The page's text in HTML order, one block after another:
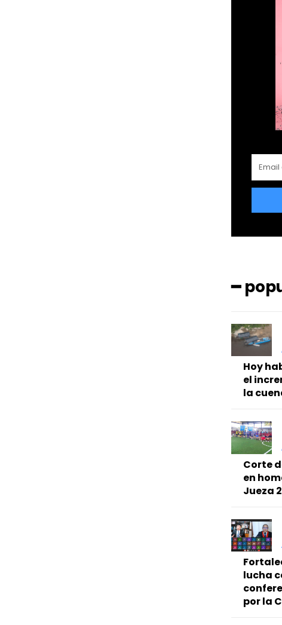
━
Hoy
el
la
Corte
en
Jueza
lucha
por la